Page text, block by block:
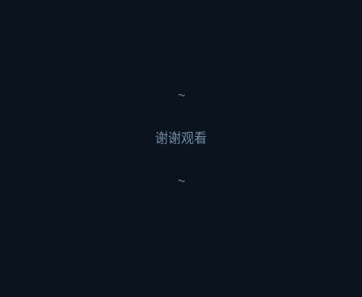
~
谢谢观看
~